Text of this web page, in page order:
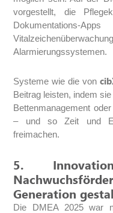
vorgestellt, die
Alarmierungssystemen.
Systeme wie die von
Beitrag leisten, indem
Bettenmanagement
– und so Zeit und
freimachen.
5.
Generation
Die DMEA 2025 war